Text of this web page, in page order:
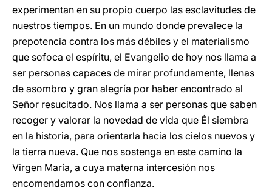
experimentan en su propio cuerpo las esclavitudes de
nuestros tiempos. En un mundo donde prevalece la
prepotencia contra los más débiles y el materialismo
que sofoca el espíritu, el Evangelio de hoy nos llama a
ser personas capaces de mirar profundamente, llenas
de asombro y gran alegría por haber encontrado al
Señor resucitado. Nos llama a ser personas que saben
recoger y valorar la novedad de vida que Él siembra
en la historia, para orientarla hacia los cielos nuevos y
la tierra nueva. Que nos sostenga en este camino la
Virgen María, a cuya materna intercesión nos
encomendamos con confianza.